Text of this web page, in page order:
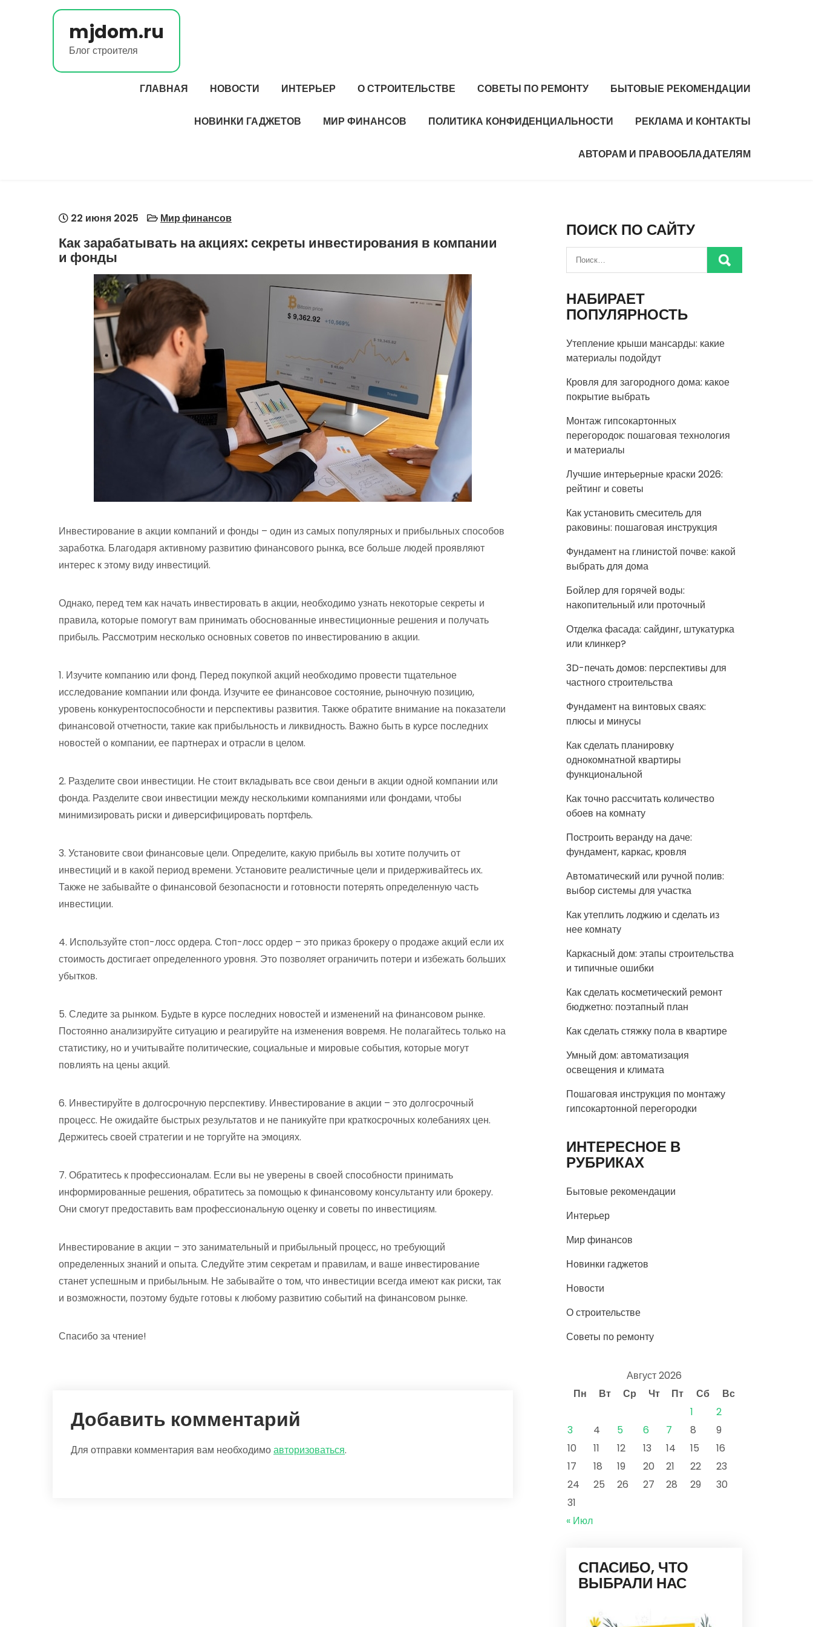
mjdom.ru
Блог строителя
ГЛАВНАЯ НОВОСТИ ИНТЕРЬЕР О СТРОИТЕЛЬСТВЕ СОВЕТЫ ПО РЕМОНТУ БЫТОВЫЕ РЕКОМЕНДАЦИИ
НОВИНКИ ГАДЖЕТОВ МИР ФИНАНСОВ ПОЛИТИКА КОНФИДЕНЦИАЛЬНОСТИ РЕКЛАМА И КОНТАКТЫ
АВТОРАМ И ПРАВООБЛАДАТЕЛЯМ
22 июня 2025 Мир финансов
Как зарабатывать на акциях: секреты инвестирования в компании
и фонды
Инвестирование в акции компаний и фонды – один из самых популярных и прибыльных способов
заработка. Благодаря активному развитию финансового рынка, все больше людей проявляют
интерес к этому виду инвестиций.
Однако, перед тем как начать инвестировать в акции, необходимо узнать некоторые секреты и
правила, которые помогут вам принимать обоснованные инвестиционные решения и получать
прибыль. Рассмотрим несколько основных советов по инвестированию в акции.
1. Изучите компанию или фонд. Перед покупкой акций необходимо провести тщательное
исследование компании или фонда. Изучите ее финансовое состояние, рыночную позицию,
уровень конкурентоспособности и перспективы развития. Также обратите внимание на показатели
финансовой отчетности, такие как прибыльность и ликвидность. Важно быть в курсе последних
новостей о компании, ее партнерах и отрасли в целом.
2. Разделите свои инвестиции. Не стоит вкладывать все свои деньги в акции одной компании или
фонда. Разделите свои инвестиции между несколькими компаниями или фондами, чтобы
минимизировать риски и диверсифицировать портфель.
3. Установите свои финансовые цели. Определите, какую прибыль вы хотите получить от
инвестиций и в какой период времени. Установите реалистичные цели и придерживайтесь их.
Также не забывайте о финансовой безопасности и готовности потерять определенную часть
инвестиции.
4. Используйте стоп-лосс ордера. Стоп-лосс ордер – это приказ брокеру о продаже акций если их
стоимость достигает определенного уровня. Это позволяет ограничить потери и избежать больших
убытков.
5. Следите за рынком. Будьте в курсе последних новостей и изменений на финансовом рынке.
Постоянно анализируйте ситуацию и реагируйте на изменения вовремя. Не полагайтесь только на
статистику, но и учитывайте политические, социальные и мировые события, которые могут
повлиять на цены акций.
6. Инвестируйте в долгосрочную перспективу. Инвестирование в акции – это долгосрочный
процесс. Не ожидайте быстрых результатов и не паникуйте при краткосрочных колебаниях цен.
Держитесь своей стратегии и не торгуйте на эмоциях.
7. Обратитесь к профессионалам. Если вы не уверены в своей способности принимать
информированные решения, обратитесь за помощью к финансовому консультанту или брокеру.
Они смогут предоставить вам профессиональную оценку и советы по инвестициям.
Инвестирование в акции – это занимательный и прибыльный процесс, но требующий
определенных знаний и опыта. Следуйте этим секретам и правилам, и ваше инвестирование
станет успешным и прибыльным. Не забывайте о том, что инвестиции всегда имеют как риски, так
и возможности, поэтому будьте готовы к любому развитию событий на финансовом рынке.
Спасибо за чтение!
Добавить комментарий
Для отправки комментария вам необходимоавторизоваться.
ПОИСК ПО САЙТУ
НАБИРАЕТ
ПОПУЛЯРНОСТЬ
Утепление крыши мансарды: какие
материалы подойдут
Кровля для загородного дома: какое
покрытие выбрать
Монтаж гипсокартонных
перегородок: пошаговая технология
и материалы
Лучшие интерьерные краски 2026:
рейтинг и советы
Как установить смеситель для
раковины: пошаговая инструкция
Фундамент на глинистой почве: какой
выбрать для дома
Бойлер для горячей воды:
накопительный или проточный
Отделка фасада: сайдинг, штукатурка
или клинкер?
3D-печать домов: перспективы для
частного строительства
Фундамент на винтовых сваях:
плюсы и минусы
Как сделать планировку
однокомнатной квартиры
функциональной
Как точно рассчитать количество
обоев на комнату
Построить веранду на даче:
фундамент, каркас, кровля
Автоматический или ручной полив:
выбор системы для участка
Как утеплить лоджию и сделать из
нее комнату
Каркасный дом: этапы строительства
и типичные ошибки
Как сделать косметический ремонт
бюджетно: поэтапный план
Как сделать стяжку пола в квартире
Умный дом: автоматизация
освещения и климата
Пошаговая инструкция по монтажу
гипсокартонной перегородки
ИНТЕРЕСНОЕ В
РУБРИКАХ
Бытовые рекомендации
Интерьер
Мир финансов
Новинки гаджетов
Новости
О строительстве
Советы по ремонту
Август 2026
Пн
Вт Ср Чт Пт Сб
Вс
1
2
3
4 5 6 7 8
9
10
11 12 13 14 15
16
17
18 19 20 21 22
23
24
25 26 27 28 29
30
31
« Июл
СПАСИБО, ЧТО
ВЫБРАЛИ НАС